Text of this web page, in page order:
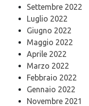
Settembre 2022
Luglio 2022
Giugno 2022
Maggio 2022
Aprile 2022
Marzo 2022
Febbraio 2022
Gennaio 2022
Novembre 2021